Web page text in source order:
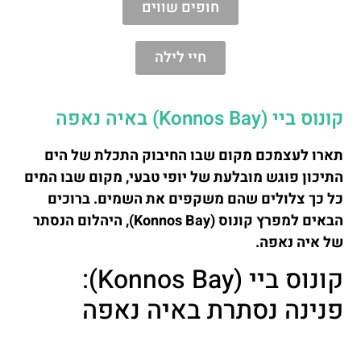
חופים שווים
חיי לילה
קונוס ביי (Konnos Bay) באיה נאפה
תארו לעצמכם מקום שבו החיבוק התכלת של הים
התיכון פוגש מובלעת של יופי טבעי, מקום שבו המים
כל כך צלולים שהם משקפים את השמים. ברוכים
הבאים למפרץ קונוס (Konnos Bay), היהלום הנסתר
של איה נאפה.
קונוס ביי (Konnos Bay):
פנינה נסתרת באיה נאפה